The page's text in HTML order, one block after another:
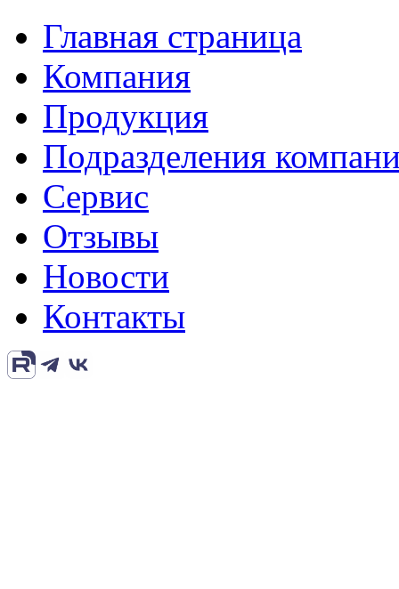
Главная страница
Компания
Продукция
Подразделения
Сервис
Отзывы
Новости
Контакты